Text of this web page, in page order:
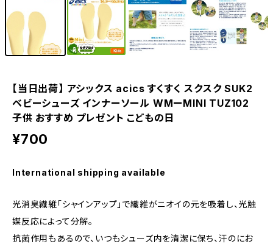
【当日出荷】 アシックス acics すくすく スクスク SUK2
ベビーシューズ インナーソール WMーMINI TUZ102
子供 おすすめ プレゼント こどもの日
¥700
International shipping available
光消臭繊維「シャインアップ」で繊維がニオイの元を吸着し、光触
媒反応によって分解。
抗菌作用もあるので、いつもシューズ内を清潔に保ち、汗のにお